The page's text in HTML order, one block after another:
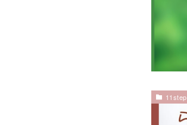
11step